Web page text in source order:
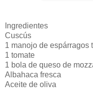
Ingredientes
Cuscús
1 manojo de espárragos
1 tomate
1 bola de queso de
Albahaca fresca
Aceite de oliva